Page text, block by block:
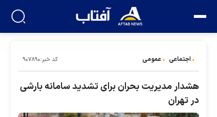
اجتماعی عمومی کد خبر:۹۰۷۸۹۰
هشدار مدیریت بحران برای تشدید سامانه بارشی
در تهران